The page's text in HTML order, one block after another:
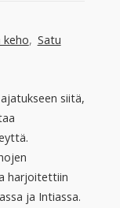
keho, Satu
siitä,
harjoitettiin
ja Intiassa.